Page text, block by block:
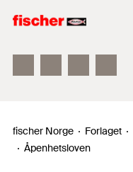
fischer festemateriell
fischer Norge Forlaget
Åpenhetsloven